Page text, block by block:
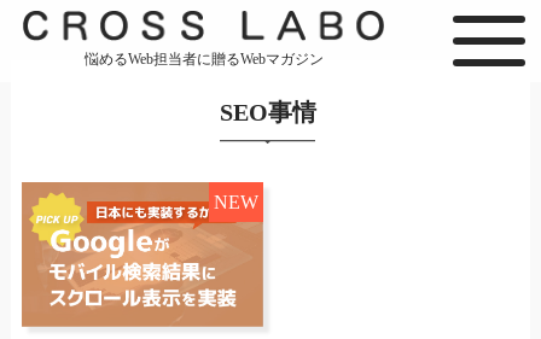
悩めるWeb担当者に贈るWebマガジン
SEO事情
NEW